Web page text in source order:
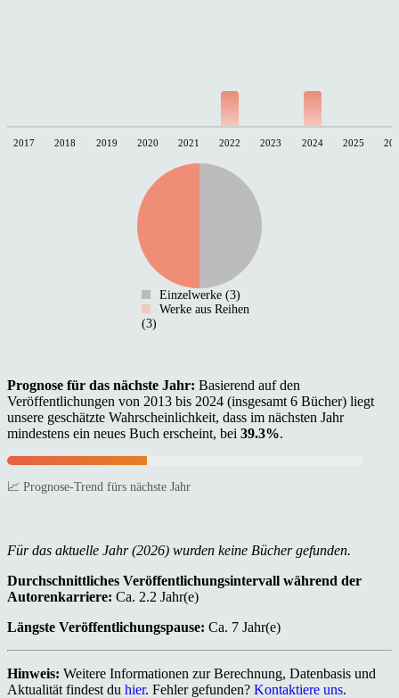
2017 2018 2019 2020 2021 2022 2023 2024 2025
Einzelwerke (3)
Werke aus Reihen
(3)
Prognose für das nächste Jahr: Basierend auf den
Veröffentlichungen von 2013 bis 2024 (insgesamt 6 Bücher) liegt
unsere geschätzte Wahrscheinlichkeit, dass im nächsten Jahr
mindestens ein neues Buch erscheint, bei 39.3%.
📈 Prognose-Trend fürs nächste Jahr
Für das aktuelle Jahr (2026) wurden keine Bücher gefunden.
Durchschnittliches Veröffentlichungsintervall während der
Autorenkarriere: Ca. 2.2 Jahr(e)
Längste Veröffentlichungspause: Ca. 7 Jahr(e)
Hinweis: Weitere Informationen zur Berechnung, Datenbasis und
Aktualität findest du hier. Fehler gefunden? Kontaktiere uns.